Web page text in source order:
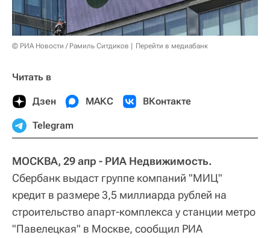
© РИА Новости / Рамиль Ситдиков Перейти в медиабанк
Читать в
Дзен МАКС ВКонтакте
Telegram
МОСКВА, 29 апр - РИА Недвижимость.
Сбербанк выдаст группе компаний "МИЦ"
кредит в размере 3,5 миллиарда рублей на
строительство апарт-комплекса у станции метро
"Павелецкая" в Москве, сообщил РИА